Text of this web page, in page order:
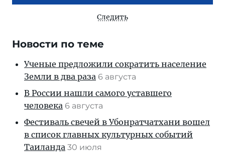
Следить
Новости по теме
Ученые предложили сократить население
Земли в два раза 6 августа
В России нашли самого уставшего
человека 6 августа
Фестиваль свечей в Убонратчатхани вошел
в список главных культурных событий
Таиланда 30 июля